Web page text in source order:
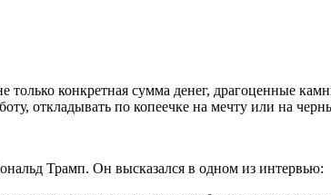
конкретная сумма денег, драгоценные
откладывать по копеечке на мечту или на
Трамп. Он высказался в одном из интервью: